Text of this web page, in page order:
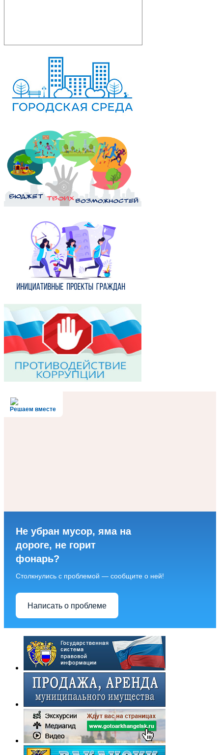
Решаем вместе
Не убран мусор, яма на
дороге, не горит
фонарь?
Столкнулись с проблемой — сообщите о ней!
Написать о проблеме